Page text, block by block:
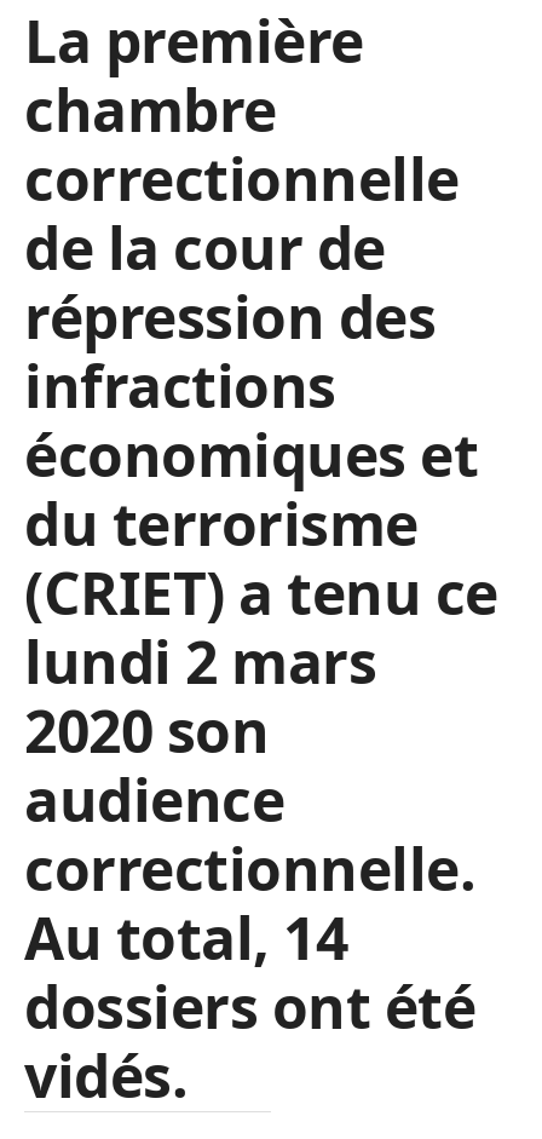
La première
chambre
correctionnelle
de la cour de
répression des
infractions
économiques et
du terrorisme
(CRIET) a tenu ce
lundi 2 mars
2020 son
audience
correctionnelle.
Au total, 14
dossiers ont été
vidés.